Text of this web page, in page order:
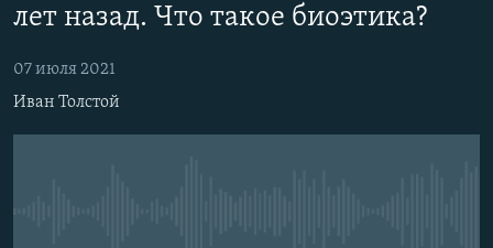
главной
Вернутся
поиску
КУЛЬТУРА
КАВКАЗ.РЕАЛИИ
СЕВЕР.РЕАЛИИ
Подписаться
лет назад. Что такое биоэтика?
07 июля 2021
Иван Толстой